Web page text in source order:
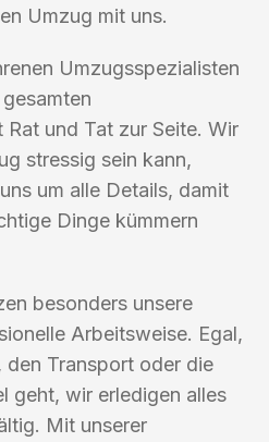
Umzug mit uns.
Umzugsspezialisten
und Tat zur Seite. Wir
stressig sein kann,
um alle Details, damit
Dinge kümmern
besonders unsere
Arbeitsweise. Egal,
den Transport oder die
geht, wir erledigen alles
Mit unserer